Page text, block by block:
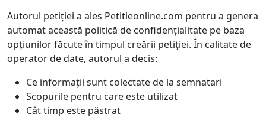
Autorul petiției a ales Petitieonline.com pentru a genera
automat această politică de confidențialitate pe baza
opțiunilor făcute în timpul creării petiției. În calitate de
operator de date, autorul a decis:
Ce informații sunt colectate de la semnatari
Scopurile pentru care este utilizat
Cât timp este păstrat